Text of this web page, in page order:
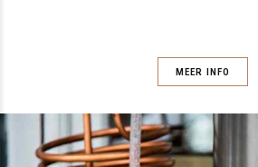
MEER INFO